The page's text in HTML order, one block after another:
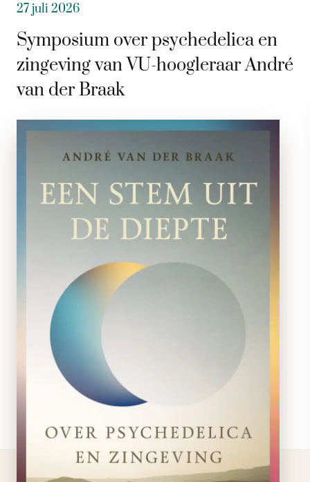
27 juli 2026
Symposium over psychedelica en
zingeving van VU-hoogleraar André
van der Braak